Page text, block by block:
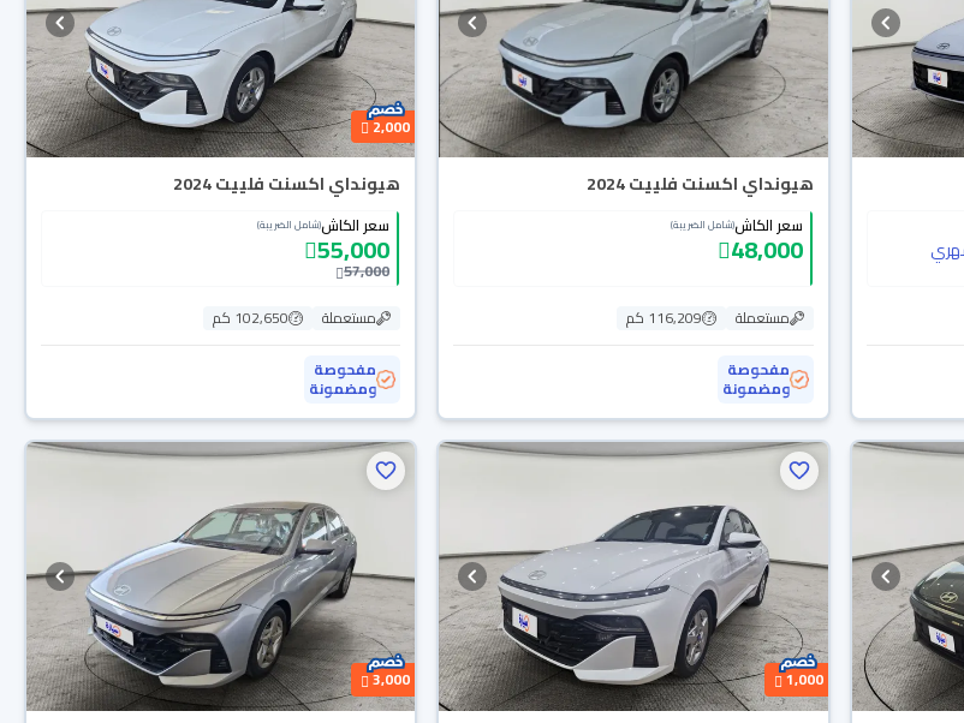
هيونداي اكسنت فلييت 2024
سعر الكاش(شامل الضريبة)
48,000
مستعملة
116,209 كم
مفحوصة
ومضمونة
2,000
هيونداي اكسنت فلييت 2024
سعر الكاش(شامل الضريبة)
55,000
57,000
مستعملة
102,650 كم
مفحوصة
ومضمونة
1,000
3,000